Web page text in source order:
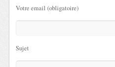
Votre email (obligatoire)
Sujet